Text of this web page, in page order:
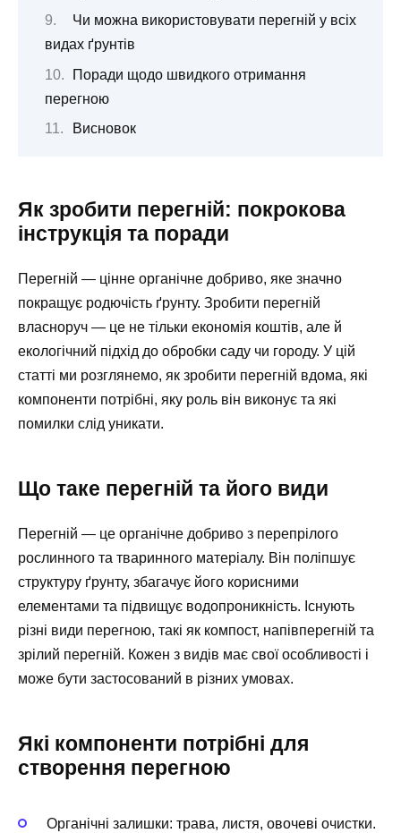
Чи можна використовувати перегній у всіх
видах ґрунтів
Поради щодо швидкого отримання
перегною
Висновок
Як зробити перегній: покрокова
інструкція та поради
Перегній — цінне органічне добриво, яке значно
покращує родючість ґрунту. Зробити перегній
власноруч — це не тільки економія коштів, але й
екологічний підхід до обробки саду чи городу. У цій
статті ми розглянемо, як зробити перегній вдома, які
компоненти потрібні, яку роль він виконує та які
помилки слід уникати.
Що таке перегній та його види
Перегній — це органічне добриво з перепрілого
рослинного та тваринного матеріалу. Він поліпшує
структуру ґрунту, збагачує його корисними
елементами та підвищує водопроникність. Існують
різні види перегною, такі як компост, напівперегній та
зрілий перегній. Кожен з видів має свої особливості і
може бути застосований в різних умовах.
Які компоненти потрібні для
створення перегною
Органічні залишки: трава, листя, овочеві очистки.